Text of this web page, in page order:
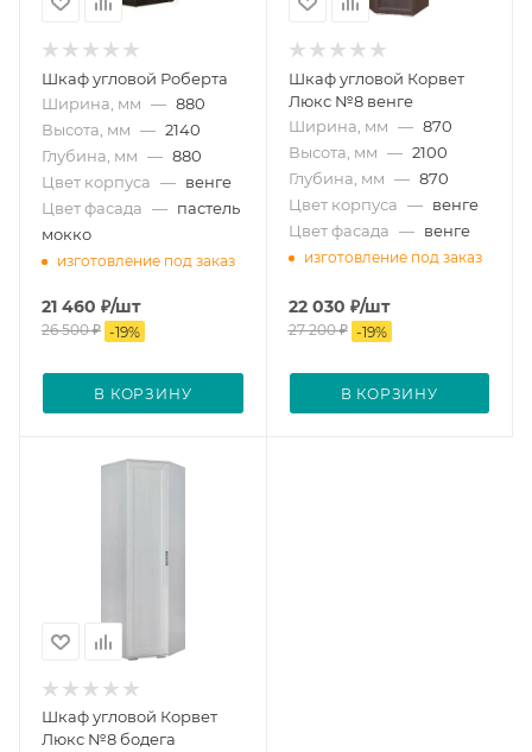
Шкаф угловой Роберта
Ширина, мм — 880
Высота, мм — 2140
Глубина, мм — 880
Цвет корпуса — венге
Цвет фасада — пастель
мокко
изготовление под заказ
21 460 ₽/шт
26 500₽ -19%
В КОРЗИНУ
Шкаф угловой Корвет
Люкс №8 венге
Ширина, мм — 870
Высота, мм — 2100
Глубина, мм — 870
Цвет корпуса — венге
Цвет фасада — венге
изготовление под заказ
22 030 ₽/шт
27 200₽ -19%
В КОРЗИНУ
Шкаф угловой Корвет
Люкс №8 бодега